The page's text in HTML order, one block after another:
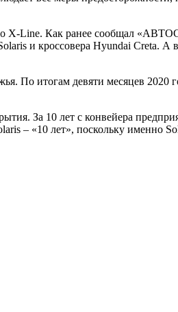
X-Line. Как ранее сообщал
и кроссовера Hyundai Creta. А
По итогам девяти месяцев 2020
За 10 лет с конвейера
– «10 лет», поскольку именно